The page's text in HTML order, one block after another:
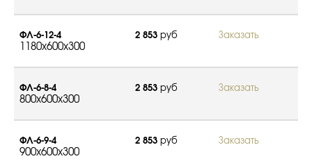
ФЛ-6-12-4
1180x600x300
2 853 руб Заказать
ФЛ-6-8-4
800x600x300
2 853 руб Заказать
ФЛ-6-9-4
900x600x300
2 853 руб Заказать